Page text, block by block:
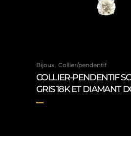
Bijoux, Collier/pendentif
COLLIER-PENDENTIF
GRIS 18K ET DIAMANT